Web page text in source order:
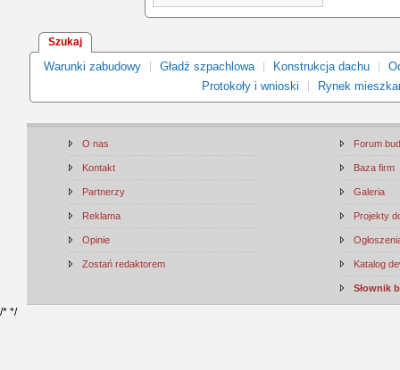
Szukaj
Warunki zabudowy Gładź szpachlowa Konstrukcja dachu
Protokoły i wnioski
Rynek
O nas
Kontakt
Partnerzy
Reklama
Opinie
Zostań redaktorem
Forum
Baza firm
Galeria
Projekty
Katalog
Słownik
/* */